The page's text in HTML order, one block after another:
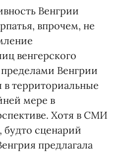
Венгрии
впрочем, не
венгерского
Венгрии
территориальные
мере в
Хотя в СМИ
сценарий
предлагала